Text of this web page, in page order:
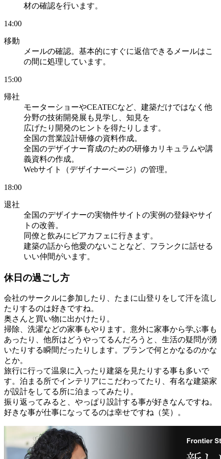
材の確認を行います。
14:00
移動
メールの確認。基本的にすぐに返信できるメールはこ
の間に処理しています。
15:00
帰社
モーターショーやCEATECなど、建築だけではなく他
分野の技術開発展も見学し、知見を
広げたり開発のヒントを得たりします。
全国の営業設計研修の資料作成。
全国のデザイナー育成のための研修カリキュラムや講
義資料の作成。
Webサイト（デザイナーページ）の管理。
18:00
退社
全国のデザイナーの実物件サイトの実例の登録やサイ
トの改善。
同僚と飲みにビアカフェに行きます。
建築の話から他愛のないことなど、フランクに話せる
いい仲間がいます。
休日の過ごし方
会社のサークルに参加したり、たまに山登りをして汗を流し
たりするのは好きですね。
奥さんと買い物に出かけたり。
掃除、洗濯などの家事もやります。意外に家事から学ぶ事も
あったり、他所はどうやってるんだろうと、生活の疑問が湧
いたりする瞬間だったりします。プランで何とかなるのかな
とか。
旅行に行って温泉に入ったり建築を見たりする事も多いで
す。泊まる所でインテリアにこだわってたり、有名な建築家
が設計をしてる所に泊まってみたり。
振り返ってみると、やっぱり設計する事が好きなんですね。
好きな事が仕事になってるのは幸せですね（笑）。